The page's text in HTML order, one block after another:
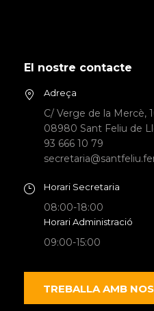
El nostre contacte
Adreça
C/ Verge de la Mercè,
08980 Sant Feliu de
93 666 10 79
Horari Secretaria
08:00-18:00
Horari Administració
09:00-15:00
TREBALLA AMB